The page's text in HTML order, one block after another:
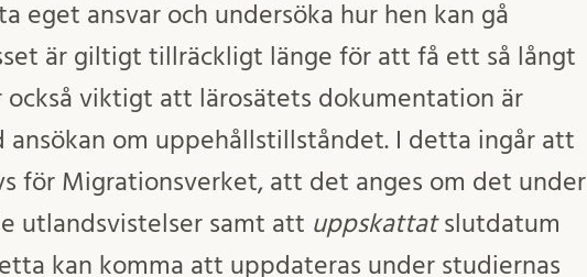
eget ansvar och undersöka hur hen kan gå
är giltigt tillräckligt länge för att få ett så långt
viktigt att lärosätets dokumentation är
om uppehållstillståndet. I detta ingår att
för Migrationsverket, att det anges om det under
utlandsvistelser samt att uppskattat slutdatum
kan komma att uppdateras under studiernas